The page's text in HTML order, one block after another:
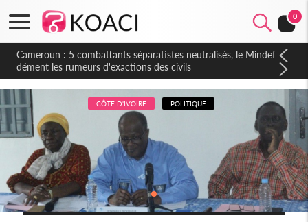
0
Cameroun : 5 combattants séparatistes neutralisés, le Mindef
dément les rumeurs d'exactions des civils
CÔTE D'IVOIRE POLITIQUE